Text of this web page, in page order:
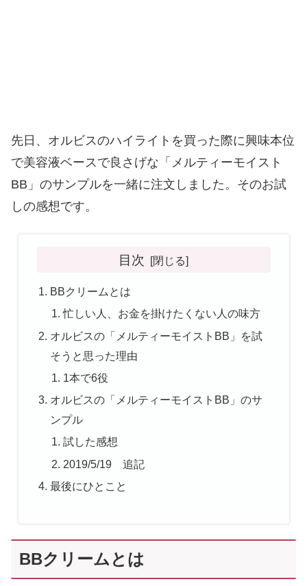
先日、オルビスのハイライトを買った際に興味本位
で美容液ベースで良さげな「メルティーモイスト
BB」のサンプルを一緒に注文しました。そのお試
しの感想です。
目次
BBクリームとは
忙しい人、お金を掛けたくない人の味方
オルビスの「メルティーモイストBB」を試
そうと思った理由
1本で6役
オルビスの「メルティーモイストBB」のサ
ンプル
試した感想
2019/5/19 追記
最後にひとこと
BBクリームとは